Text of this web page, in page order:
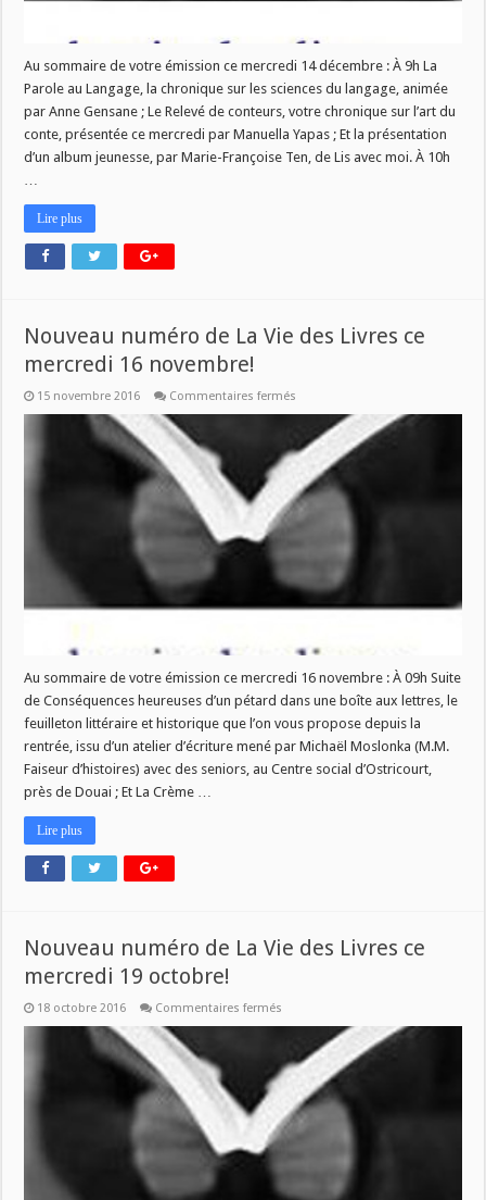
Au sommaire de votre émission ce mercredi 14 décembre : À 9h La
Parole au Langage, la chronique sur les sciences du langage, animée
par Anne Gensane ; Le Relevé de conteurs, votre chronique sur l’art du
conte, présentée ce mercredi par Manuella Yapas ; Et la présentation
d’un album jeunesse, par Marie-Françoise Ten, de Lis avec moi. À 10h
…
Lire plus
Nouveau numéro de La Vie des Livres ce
mercredi 16 novembre!
15 novembre 2016 Commentaires fermés
numéro
de
La
des
Livres
ce
mercredi
Au sommaire de votre émission ce mercredi 16 novembre : À 09h Suite
de Conséquences heureuses d’un pétard dans une boîte aux lettres, le
feuilleton littéraire et historique que l’on vous propose depuis la
rentrée, issu d’un atelier d’écriture mené par Michaël Moslonka (M.M.
Faiseur d’histoires) avec des seniors, au Centre social d’Ostricourt,
près de Douai ; Et La Crème …
Lire plus
Nouveau numéro de La Vie des Livres ce
mercredi 19 octobre!
18 octobre 2016 Commentaires fermés
La
Vie
Livres
ce
mercredi